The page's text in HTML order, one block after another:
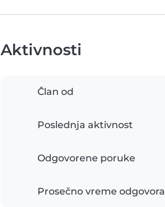
Aktivnosti
Član od
Poslednja aktivnost
Odgovorene poruke
Prosečno vreme odgovora